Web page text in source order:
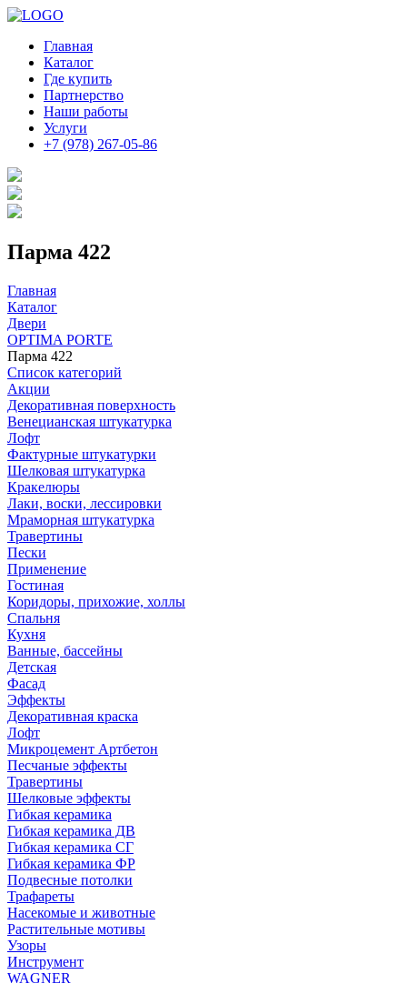
Главная
Каталог
Где купить
Партнерство
Наши работы
Услуги
+7 (978) 267-05-86
Парма 422
Главная
Каталог
Двери
OPTIMA PORTE
Парма 422
Список категорий
Акции
Декоративная поверхность
Венецианская штукатурка
Лофт
Фактурные штукатурки
Шелковая штукатурка
Кракелюры
Лаки, воски, лессировки
Мраморная штукатурка
Травертины
Пески
Применение
Гостиная
Коридоры, прихожие, холлы
Спальня
Кухня
Ванные, бассейны
Детская
Фасад
Эффекты
Декоративная краска
Лофт
Микроцемент Артбетон
Песчаные эффекты
Травертины
Шелковые эффекты
Гибкая керамика
Гибкая керамика ДВ
Гибкая керамика СГ
Гибкая керамика ФР
Подвесные потолки
Трафареты
Насекомые и животные
Растительные мотивы
Узоры
Инструмент
WAGNER